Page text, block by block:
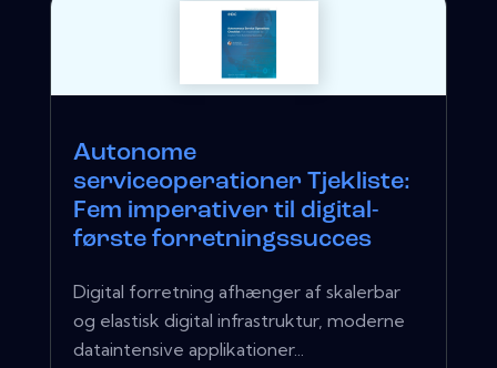
Autonome
serviceoperationer Tjekliste:
Fem imperativer til digital-
første forretningssucces
Digital forretning afhænger af skalerbar
og elastisk digital infrastruktur, moderne
dataintensive applikationer...